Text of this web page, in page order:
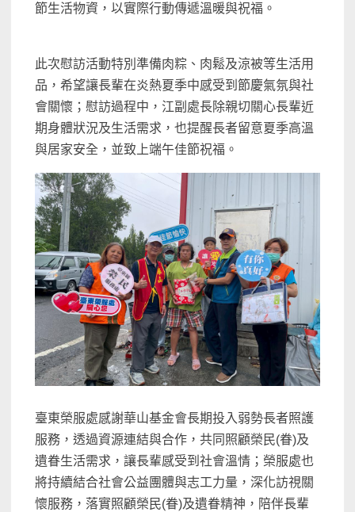
節生活物資，以實際行動傳遞溫暖與祝福。
此次慰訪活動特別準備肉粽、肉鬆及涼被等生活用
品，希望讓長輩在炎熱夏季中感受到節慶氣氛與社
會關懷；慰訪過程中，江副處長除親切關心長輩近
期身體狀況及生活需求，也提醒長者留意夏季高溫
與居家安全，並致上端午佳節祝福。
臺東榮服處感謝華山基金會長期投入弱勢長者照護
服務，透過資源連結與合作，共同照顧榮民(眷)及
遺眷生活需求，讓長輩感受到社會溫情；榮服處也
將持續結合社會公益團體與志工力量，深化訪視關
懷服務，落實照顧榮民(眷)及遺眷精神，陪伴長輩